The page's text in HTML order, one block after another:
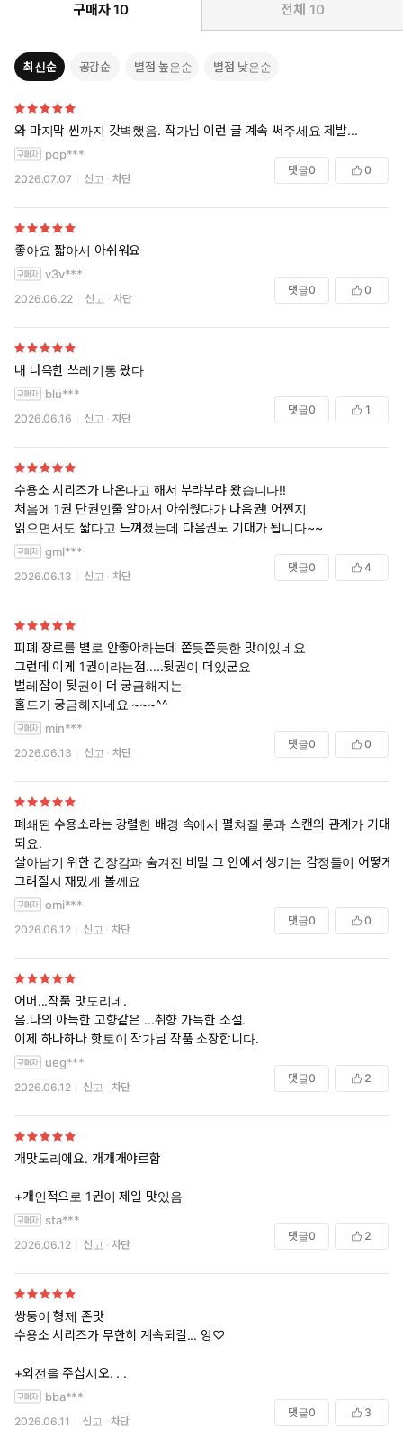
구매자 10 전체 10
최신순 공감순 별점 높은순 별점 낮은순
와 마지막 씬까지 갓벽했음. 작가님 이런 글 계속 써주세요 제발...
pop***
2026.07.07 신고 차단
댓글0 0
좋아요 짧아서 아쉬워요
v3v***
2026.06.22 신고 차단
댓글0 0
내 나윽한 쓰레기통 왔다
blu***
2026.06.16 신고 차단
댓글0 1
수용소 시리즈가 나온다고 해서 부랴부랴 왔습니다!!
처음에 1권 단권인줄 알아서 아쉬웠다가 다음권! 어쩐지
읽으면서도 짧다고 느껴졌는데 다음권도 기대가 됩니다~~
gml***
2026.06.13 신고 차단
댓글0 4
피폐 장르를 별로 안좋아하는데 쫀듯쫀듯한 맛이있네요
그런데 이게 1권이라는점.....뒷권이 더있군요
벌레잡이 뒷권이 더 궁금해지는
홀드가 궁금해지네요 ~~~^^
min***
2026.06.13 신고 차단
댓글0 0
폐쇄된 수용소라는 강렬한 배경 속에서 펼쳐질 룬과 스캔의 관계가 기대
되요.
살아남기 위한 긴장감과 숨겨진 비밀 그 안에서 생기는 감정들이 어떻게
그려질지 재밌게 볼께요
omi***
2026.06.12 신고 차단
댓글0 0
어머...작품 맛도리네.
음.나의 아늑한 고향같은 ...취향 가득한 소설.
이제 하나하나 핫토이 작가님 작품 소장합니다.
ueg***
2026.06.12 신고 차단
댓글0 2
개맛도리에요. 개개개야르함
+개인적으로 1권이 제일 맛있음
sta***
2026.06.12 신고 차단
댓글0 2
쌍둥이 형제 존맛
수용소 시리즈가 무한히 계속되길... 앙♡
+외전을 주십시오. . .
bba***
2026.06.11 신고 차단
댓글0 3